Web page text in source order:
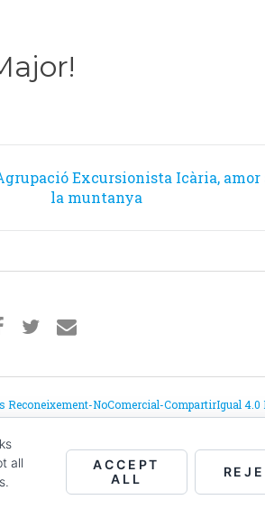
Excursionista Icària, amor
la muntanya
Reconeixement-NoComercial-CompartirIgual 4.0
all
ACCEPT
ALL